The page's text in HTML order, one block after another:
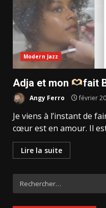
Modern Jazz
Adja et mon fait
Angy Ferro février
Je viens à l’instant de
cœur est en amour. Il
Lire la suite
Rechercher :